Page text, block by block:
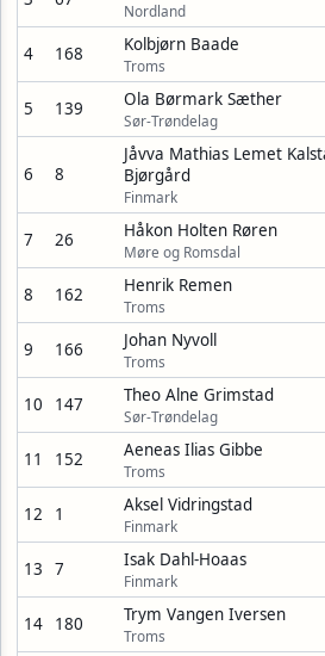
Nordland
4 168 Kolbjørn Baade
Troms
5 139 Ola Børmark Sæther
Sør-Trøndelag
6 8
Jåvva Mathias Lemet
Bjørgård
Finmark
7 26 Håkon Holten Røren
Møre og Romsdal
8 162 Henrik Remen
Troms
9 166 Johan Nyvoll
Troms
10 147 Theo Alne Grimstad
Sør-Trøndelag
11 152 Aeneas Ilias Gibbe
Troms
12 1 Aksel Vidringstad
Finmark
13 7 Isak Dahl-Hoaas
Finmark
14 180 Trym Vangen Iversen
Troms